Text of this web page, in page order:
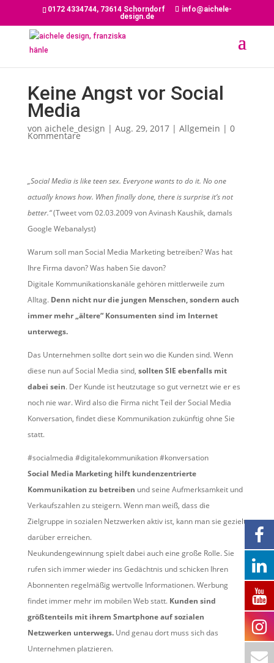
0172 4334744, 73614 Schorndorf
info@aichele-
design.de
Keine Angst vor Social
Media
von aichele_design | Aug. 29, 2017| Allgemein | 0
Kommentare
„Social Media is like teen sex. Everyone wants to do it. No one
actually knows how. When finally done, there is surprise it‘s not
better.“(Tweet vom 02.03.2009 von Avinash Kaushik, damals
Google Webanalyst)
Warum soll man Social Media Marketing betreiben? Was hat
Ihre Firma davon? Was haben Sie davon?
Digitale Kommunikationskanäle gehören mittlerweile zum
Alltag. Denn nicht nur die jungen Menschen, sondern auch
immer mehr „ältere“ Konsumenten sind im Internet
unterwegs.
Das Unternehmen sollte dort sein wo die Kunden sind. Wenn
diese nun auf Social Media sind, sollten SIE ebenfalls mit
dabei sein. Der Kunde ist heutzutage so gut vernetzt wie er es
noch nie war. Wird also die Firma nicht Teil der Social Media
Konversation, findet diese Kommunikation zukünftig ohne Sie
statt.
#socialmedia #digitalekommunikation #konversation
Social Media Marketing hilft kundenzentrierte
Kommunikation zu betreiben und seine Aufmerksamkeit und
Verkaufszahlen zu steigern. Wenn man weiß, dass die
Zielgruppe in sozialen Netzwerken aktiv ist, kann man sie gezielt
darüber erreichen.
Neukundengewinnung spielt dabei auch eine große Rolle. Sie
rufen sich immer wieder ins Gedächtnis und schicken Ihren
Abonnenten regelmäßig wertvolle Informationen. Werbung
findet immer mehr im mobilen Web statt. Kunden sind
größtenteils mit ihrem Smartphone auf sozialen
Netzwerken unterwegs. Und genau dort muss sich das
Unternehmen platzieren.